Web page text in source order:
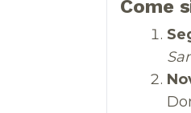
Come